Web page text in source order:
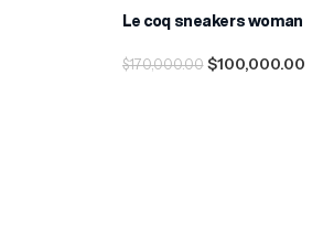
-41%
Le coq sneakers woman
$170,000.00 $100,000.00